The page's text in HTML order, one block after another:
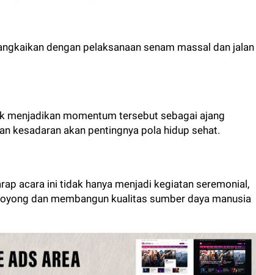
dengan pelaksanaan senam massal dan jalan
menjadikan momentum tersebut sebagai ajang
kesadaran akan pentingnya pola hidup sehat.
acara ini tidak hanya menjadi kegiatan seremonial,
dan membangun kualitas sumber daya manusia